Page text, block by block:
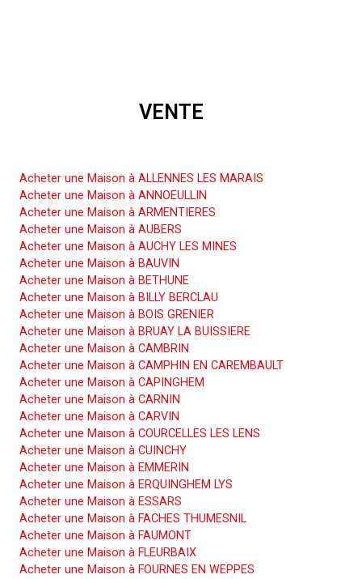
VENTE
Acheter une Maison à ALLENNES LES MARAIS
Acheter une Maison à ANNOEULLIN
Acheter une Maison à ARMENTIERES
Acheter une Maison à AUBERS
Acheter une Maison à AUCHY LES MINES
Acheter une Maison à BAUVIN
Acheter une Maison à BETHUNE
Acheter une Maison à BILLY BERCLAU
Acheter une Maison à BOIS GRENIER
Acheter une Maison à BRUAY LA BUISSIERE
Acheter une Maison à CAMBRIN
Acheter une Maison à CAMPHIN EN CAREMBAULT
Acheter une Maison à CAPINGHEM
Acheter une Maison à CARNIN
Acheter une Maison à CARVIN
Acheter une Maison à COURCELLES LES LENS
Acheter une Maison à CUINCHY
Acheter une Maison à EMMERIN
Acheter une Maison à ERQUINGHEM LYS
Acheter une Maison à ESSARS
Acheter une Maison à FACHES THUMESNIL
Acheter une Maison à FAUMONT
Acheter une Maison à FLEURBAIX
Acheter une Maison à FOURNES EN WEPPES